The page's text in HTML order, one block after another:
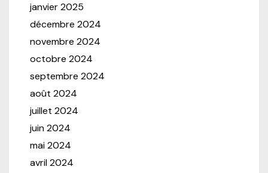
janvier 2025
décembre 2024
novembre 2024
octobre 2024
septembre 2024
août 2024
juillet 2024
juin 2024
mai 2024
avril 2024